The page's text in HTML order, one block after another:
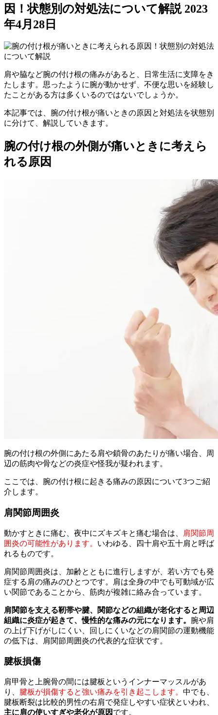
因！状態別の対処法について解説 2023
年4月28日
肩や脇など腕の付け根の痛みがあると、日常生活に支障をき
たします。思ったように腕が動かせず、不便な思いを経験し
たことがある方は多くいるのではないでしょうか。
本記事では、腕の付け根が痛いときの原因と対処法を状態別
に分けて、解説していきます。
腕の付け根の外側が痛いときに考えら
れる原因
腕の付け根の外側にあたる肩や鎖骨のあたりが痛い場合、周
辺の筋肉や骨などの炎症や怪我が疑われます。
ここでは、腕の付け根に起きる痛みの原因について3つご紹
介します。
肩関節周囲炎
動かすときに痛む、夜中にズキズキと痛む場合は、
肩関節周
囲炎の可能性があります。 いわゆる、四十肩や五十肩と呼ば
れるものです。
肩関節周囲炎は、加齢とともに進行しますが、若い方でも発
症する肩の痛みのひとつです。肩は全身の中でも可動域が広
い関節であることから、筋肉が複雑に絡み合っています。
肩関節を支える靭帯や腱、関節などの組織が老化すると周辺
組織に炎症が起きて、慢性的な痛みの元になります。 腕や肩
の上げ下げがしにくい、回しにくいなどの肩関節の運動機能
の低下は、肩関節周囲炎の代表的な症状です。
腱板損傷
肩甲骨と上腕骨の間には腱板というインナーマッスルがあ
り、 腱板が損傷すると強い痛みを引き起こします。 中でも、
腱板断裂は比較的男性の右肩で発症しやすい症状といわれ、
主に肩の使いすぎや老化が原因 です。